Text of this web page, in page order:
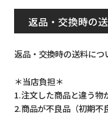
返品・交換時の
返品・交換時の送料につ
＊当店負担＊
1.注文した商品と違う物
2.商品が不良品（初期不